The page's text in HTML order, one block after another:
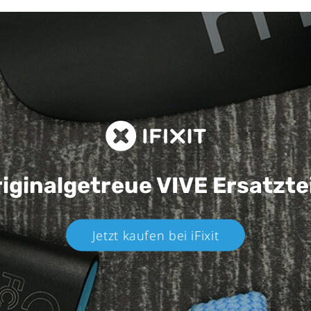
VIVE
Jetzt kaufen bei iFixit​